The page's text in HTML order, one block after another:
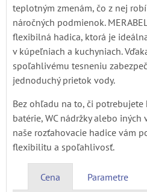
teplotným zmenám, čo z nej
náročných podmienok.
flexibilná hadica, ktorá je
v kúpeľniach a kuchyniach.
spoľahlivému tesneniu
jednoduchý prietok vody.
Bez ohľadu na to, či
batérie, WC nádržky alebo
naše rozťahovacie hadice vám
flexibilitu a spoľahlivosť.
Cena Parametre